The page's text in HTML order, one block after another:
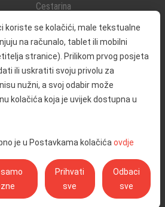
koriste se kolačići, male tekstualne
na računalo, tablet ili mobilni
stranice). Prilikom prvog posjeta
ili uskratiti svoju privolu za
nužni, a svoj odabir može
kolačića koja je uvijek dostupna u
je u Postavkama kolačića ovdje
Prihvati
sve
Odbaci
sve
Cestarina
Promet i sigurnost
Servisne informacije
Reklamacija
Izjava o pristupačnosti
Postavke kolačića